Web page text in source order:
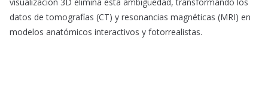
datos de tomografías (CT) y resonancias magnéticas (MRI) en
modelos anatómicos interactivos y fotorrealistas.